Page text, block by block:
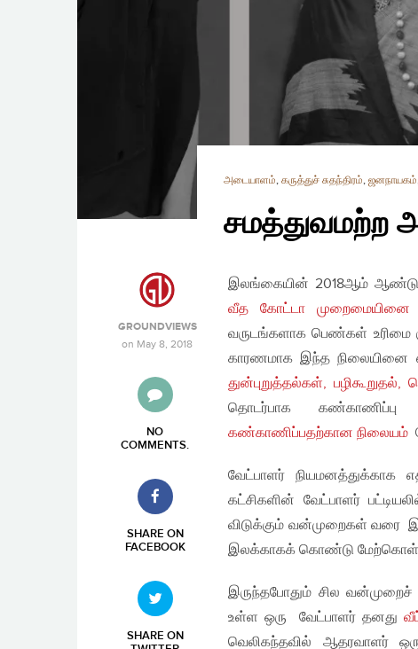
அடையாளம், கருத்துச் சுதந்திரம், ஜனநாயகம்
சமத்துவமற்ற
GROUNDVIEWS
on May 8, 2018
NO
COMMENTS.
SHARE ON
FACEBOOK
SHARE ON
இலங்கையின் 2018ஆம் ஆண்டு
வீத கோட்டா முறைமையினை
வருடங்களாக பெண்கள் உரிமை
காரணமாக இந்த நிலையினை
துன்புறுத்தல்கள், பழிகூறுதல்,
தொடர்பாக கண்காணிப்பு
கண்காணிப்பதற்கான நிலையம்
வேட்பாளர் நியமனத்துக்காக
கட்சிகளின் வேட்பாளர்
விடுக்கும் வன்முறைகள் வரை
இலக்காகக் கொண்டு
இருந்தபோதும் சில வன்முறைச்
உள்ள ஒரு வேட்பாளர் தனது
வெலிகந்தவில் ஆதரவாளர்